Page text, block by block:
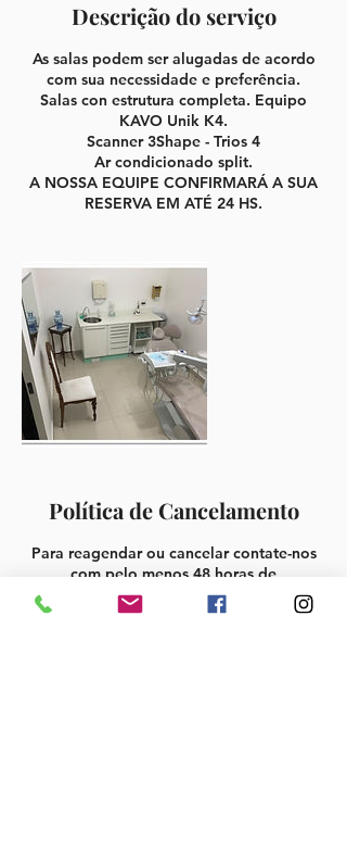
Descrição do serviço
As salas podem ser alugadas de acordo
com sua necessidade e preferência.
Salas con estrutura completa. Equipo
KAVO Unik K4.
Scanner 3Shape - Trios 4
Ar condicionado split.
A NOSSA EQUIPE CONFIRMARÁ A SUA
RESERVA EM ATÉ 24 HS.
Política de Cancelamento
Para reagendar ou cancelar contate-nos
com pelo menos 48 horas de
antecedencia.